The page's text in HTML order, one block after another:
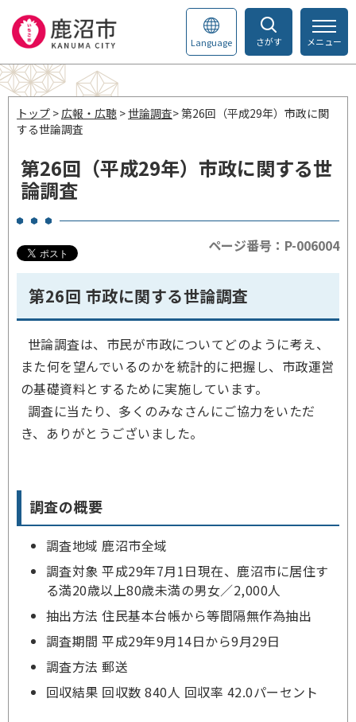
さがす
Language メニュー
トップ >広報・広聴 >世論調査> 第26回（平成29年）市政に関
する世論調査
第26回（平成29年）市政に関する世
論調査
ページ番号：P-006004
第26回 市政に関する世論調査
世論調査は、市民が市政についてどのように考え、
また何を望んでいるのかを統計的に把握し、市政運営
の基礎資料とするために実施しています。
調査に当たり、多くのみなさんにご協力をいただ
き、ありがとうございました。
調査の概要
調査地域 鹿沼市全域
調査対象 平成29年7月1日現在、鹿沼市に居住す
る満20歳以上80歳未満の男女／2,000人
抽出方法 住民基本台帳から等間隔無作為抽出
調査期間 平成29年9月14日から9月29日
調査方法 郵送
回収結果 回収数 840人 回収率 42.0パーセント